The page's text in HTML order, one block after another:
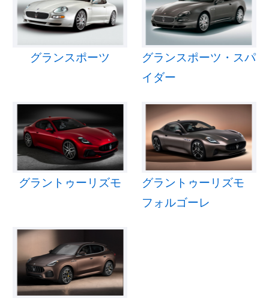
グランスポーツ
グランスポーツ・スパ
イダー
グラントゥーリズモ
グラントゥーリズモ
フォルゴーレ